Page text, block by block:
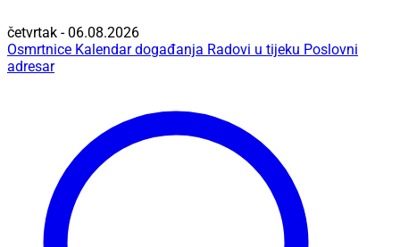
četvrtak - 06.08.2026
Osmrtnice Kalendar događanja Radovi u tijeku Poslovni
adresar